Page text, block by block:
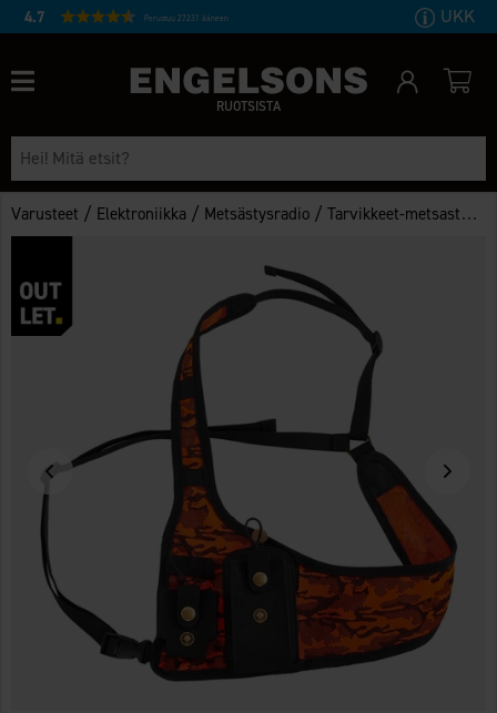
4.7 Perustuu 27231 ääneen UKK
RUOTSISTA
Varusteet / Elektroniikka / Metsästysradio /Tarvikkeet-metsastysradiot